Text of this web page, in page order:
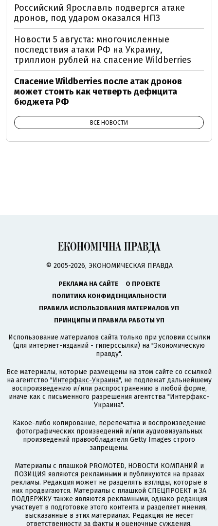
Российский Ярославль подвергся атаке
дронов, под ударом оказался НПЗ
Новости 5 августа: многочисленные
последствия атаки РФ на Украину,
триллион рублей на спасение Wildberries
Спасение Wildberries после атак дронов
может стоить как четверть дефицита
бюджета РФ
ВСЕ НОВОСТИ
© 2005-2026, ЭКОНОМИЧЕСКАЯ ПРАВДА
РЕКЛАМА НА САЙТЕ
О ПРОЕКТЕ
ПОЛИТИКА КОНФИДЕНЦИАЛЬНОСТИ
ПРАВИЛА ИСПОЛЬЗОВАНИЯ МАТЕРИАЛОВ УП
ПРИНЦИПЫ И ПРАВИЛА РАБОТЫ УП
Использование материалов сайта только при условии ссылки
(для интернет-изданий - гиперссылки) на "Экономическую
правду".
Все материалы, которые размещены на этом сайте со ссылкой
на агентство "Интерфакс-Украина", не подлежат дальнейшему
воспроизведению и/или распространению в любой форме,
иначе как с письменного разрешения агентства "Интерфакс-
Украина".
Какое-либо копирование, перепечатка и воспроизведение
фотографических произведений и/или аудиовизуальных
произведений правообладателя Getty Images строго
запрещены.
Материалы с плашкой PROMOTED, НОВОСТИ КОМПАНИЙ и
ПОЗИЦИЯ являются рекламными и публикуются на правах
рекламы. Редакция может не разделять взгляды, которые в
них продвигаются. Материалы с плашкой СПЕЦПРОЕКТ и ЗА
ПОДДЕРЖКУ также являются рекламными, однако редакция
участвует в подготовке этого контента и разделяет мнения,
высказанные в этих материалах. Редакция не несет
ответственности за факты и оценочные суждения,